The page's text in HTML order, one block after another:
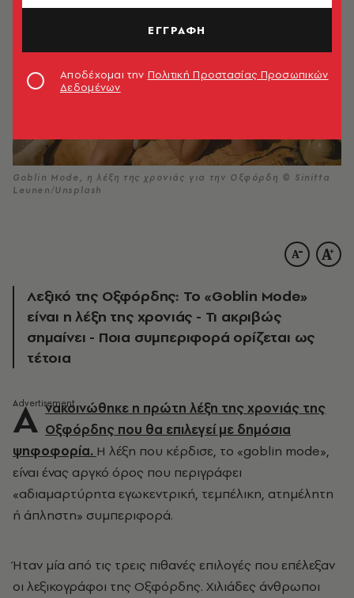
Goblin Mode, η λέξη της χρονιάς για την Οξφόρδη © Sinitta
Leunen/Unsplash
Λεξικό της Οξφόρδης: Το «Goblin Mode»
είναι η λέξη της χρονιάς - Τι ακριβώς
σημαίνει - Ποια συμπεριφορά ορίζεται ως
τέτοια
Α νακοινώθηκε η πρώτη λέξη της χρονιάς της
Οξφόρδης που θα επιλεγεί με δημόσια
ψηφοφορία. Η λέξη που κέρδισε, το «goblin mode»,
είναι ένας αργκό όρος που περιγράφει
«αδιαμαρτύρητα εγωκεντρική, τεμπέλικη, ατημέλητη
ή άπληστη» συμπεριφορά.
Ήταν μία από τις τρεις πιθανές επιλογές που επέλεξαν
οι λεξικογράφοι της Οξφόρδης. Χιλιάδες άνθρωποι
ΕΓΓΡΑΦΗ
Αποδέχομαι την Πολιτική Προστασίας Προσωπικών
Δεδομένων